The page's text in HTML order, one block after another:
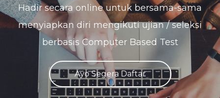
Hadir secara online untuk bersama-sama
menyiapkan diri mengikuti ujian / seleksi
berbasis Computer Based Test
Ayo Segera Daftar